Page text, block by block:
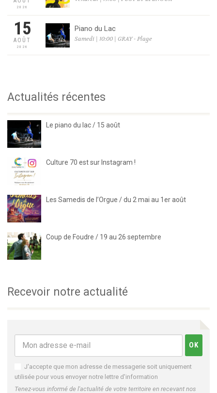
2026
15
AOÛT
2026
Piano du Lac
Samedi | 10:00 | GRAY - Plage
Actualités récentes
Le piano du lac / 15 août
Culture 70 est sur Instagram !
Les Samedis de l’Orgue / du 2 mai au 1er août
Coup de Foudre / 19 au 26 septembre
Recevoir notre actualité
J'accepte que mon adresse de messagerie soit uniquement
utilisée pour vous envoyer notre lettre d'information
Tenez-vous informé de l'actualité de votre territoire en recevant nos